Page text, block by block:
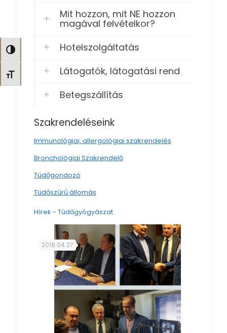
Nagy kontraszt váltása
Betűméret váltása
Mit hozzon, mit NE hozzon
magával felvételkor?
Hotelszolgáltatás
Látogatók, látogatási rend
Betegszállítás
Szakrendeléseink
Immunológiai, allergológiai szakrendelés
Bronchológiai Szakrendelő
Tüdőgondozó
Tüdőszűrű állomás
Hírek - Tüdőgyógyászat
2018.04.27